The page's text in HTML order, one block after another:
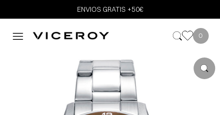
ENVIOS GRATIS +50€
0